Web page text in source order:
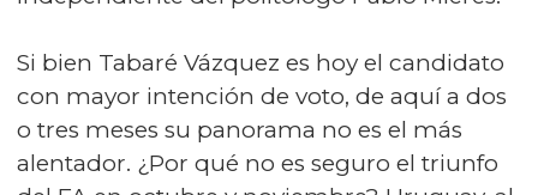
Si bien Tabaré Vázquez es hoy el candidato
con mayor intención de voto, de aquí a dos
o tres meses su panorama no es el más
alentador. ¿Por qué no es seguro el triunfo